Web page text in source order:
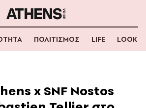
ΠΟΛΙΤΙΣΜΟΣ LIFE LOOK
x SNF Nostos